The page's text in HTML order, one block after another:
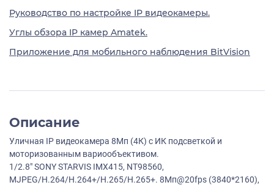
Руководство по настройке IP видеокамеры.
Углы обзора IP камер Amatek.
Приложение для мобильного наблюдения BitVision
Описание
Уличная IP видеокамера 8Мп (4К) с ИК подсветкой и
моторизованным вариообъективом.
1/2.8" SONY STARVIS IMX415, NT98560,
MJPEG/H.264/H.264+/H.265/H.265+. 8Мп@20fps (3840*2160),